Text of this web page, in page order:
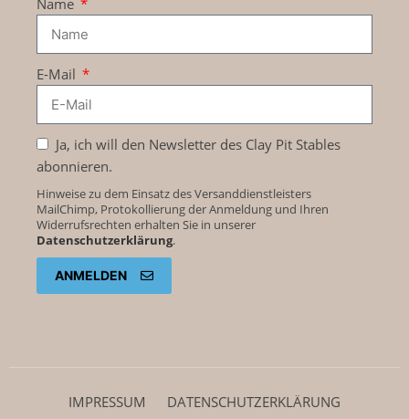
Name
E-Mail
Ja, ich will den Newsletter des Clay Pit Stables
abonnieren.
Hinweise zu dem Einsatz des Versanddienstleisters
MailChimp, Protokollierung der Anmeldung und Ihren
Widerrufsrechten erhalten Sie in unserer
Datenschutzerklärung.
ANMELDEN
IMPRESSUM DATENSCHUTZ­ERKLÄRUNG